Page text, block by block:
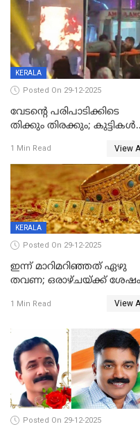
KERALA
Posted On 29-12-2025
വേടന്റെ പരിപാടിക്കിടെ
തിക്കും തിരക്കും; കുട്ടികള്‍
പരിക്ക്; പാളം മറികടന്ന
യുവാവ് ട്രെയിന്‍ തട്ടി മരിച്ചു
1 Min Read View All
KERALA
Posted On 29-12-2025
ഇന്ന് മാറിമറിഞ്ഞത് ഏഴു
തവണ; ഒരാഴ്ചയ്ക്ക് ശേഷം
1 Min Read View
Posted On 29-12-2025